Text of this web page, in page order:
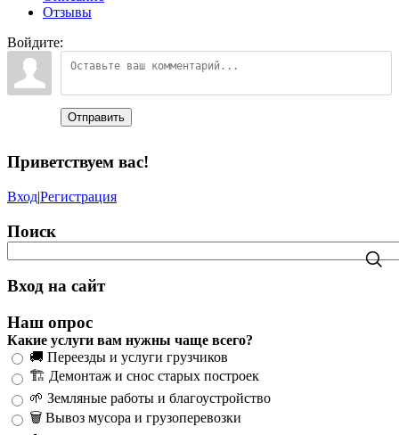
Отзывы
Войдите:
Отправить
Приветствуем вас!
Вход|Регистрация
Поиск
Вход на сайт
Наш опрос
Какие услуги вам нужны чаще всего?
🚚 Переезды и услуги грузчиков
🏗️ Демонтаж и снос старых построек
🌱 Земляные работы и благоустройство
🗑️ Вывоз мусора и грузоперевозки